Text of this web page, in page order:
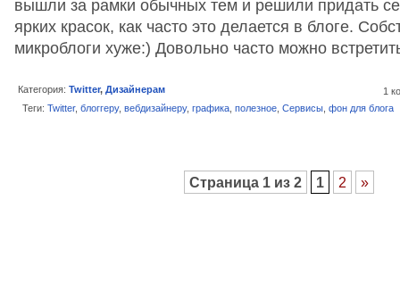
вышли за рамки обычных тем и решили придать
ярких красок, как часто это делается в блоге.
микроблоги хуже:) Довольно часто можно
Категория: Twitter, Дизайнерам
1
Теги: Twitter, блоггеру, вебдизайнеру, графика полезное Сервисы фон для блога
Страница 1 из 2 1 2 »